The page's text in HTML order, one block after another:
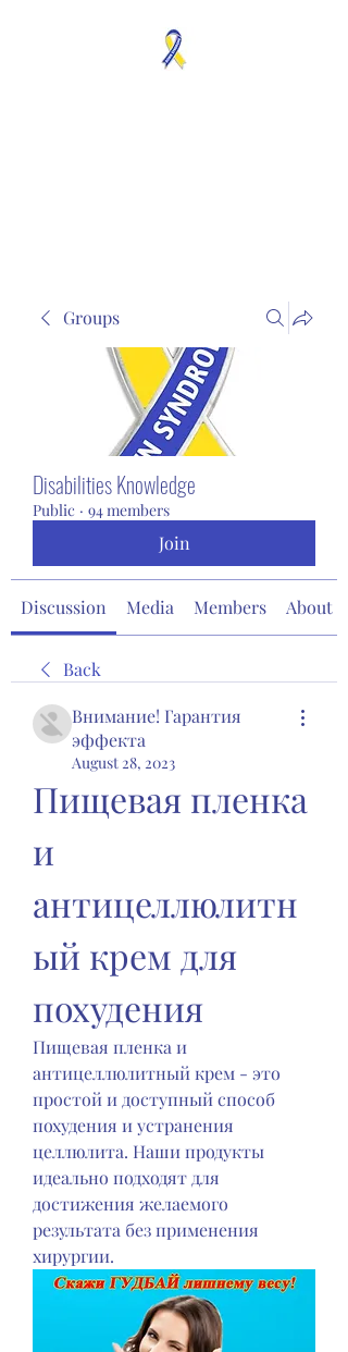
Groups
Disabilities Knowledge
Public · 94 members
Join
Discussion Media Members About
Back
Внимание! Гарантия
эффекта
August 28, 2023
Пищевая пленка
и
антицеллюлитн
ый крем для
похудения
Пищевая пленка и
антицеллюлитный крем - это
простой и доступный способ
похудения и устранения
целлюлита. Наши продукты
идеально подходят для
достижения желаемого
результата без применения
хирургии.